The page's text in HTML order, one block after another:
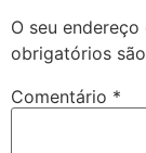
O seu
obrigatórios
Comentário *